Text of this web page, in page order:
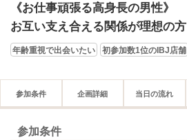
《お仕事頑張る高身長の男性》
お互い支え合える関係が理想の方
年齢重視で出会いたい 初参加数1位のIBJ店舗
参加条件 企画詳細 当日の流れ
参加条件